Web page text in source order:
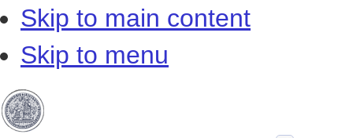
Skip to main content
Skip to menu